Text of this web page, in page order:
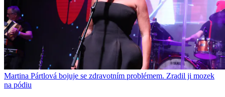
Martina Pártlová bojuje se zdravotním problémem. Zradil ji mozek
na pódiu